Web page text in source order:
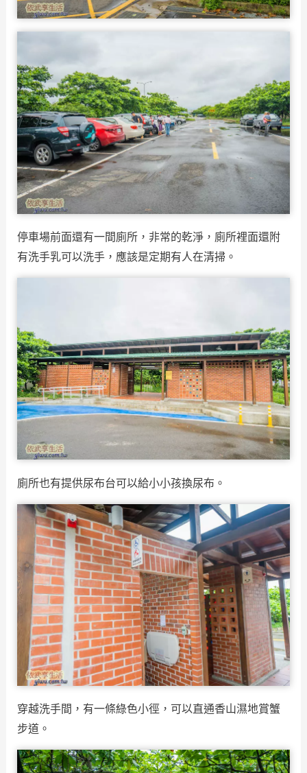
停車場前面還有一間廁所，非常的乾淨，廁所裡面還附
有洗手乳可以洗手，應該是定期有人在清掃。
廁所也有提供尿布台可以給小小孩換尿布。
穿越洗手間，有一條綠色小徑，可以直通香山濕地賞蟹
步道。